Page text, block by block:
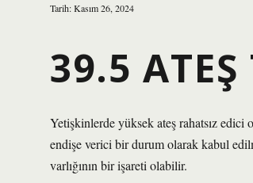
Tarih: Kasım 26, 2024
39.5
Yetişkinlerde yüksek ateş rahatsız edici
endişe verici bir durum olarak kabul
varlığının bir işareti olabilir.